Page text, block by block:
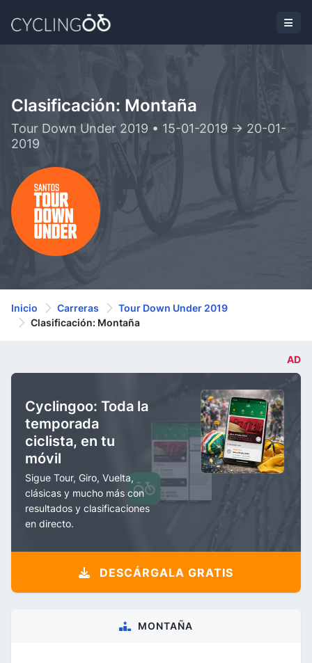
Clasificación: Montaña
Tour Down Under 2019 • 15-01-2019 -> 20-01-
2019
Inicio Carreras
Tour Down Under 2019
Clasificación: Montaña
AD
Cyclingoo: Toda la
temporada
ciclista, en tu
móvil
Sigue Tour, Giro, Vuelta,
clásicas y mucho más con
resultados y clasificaciones
en directo.
DESCÁRGALA GRATIS
MONTAÑA